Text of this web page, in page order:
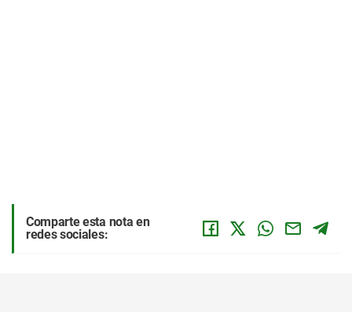
Comparte esta nota en
redes sociales: